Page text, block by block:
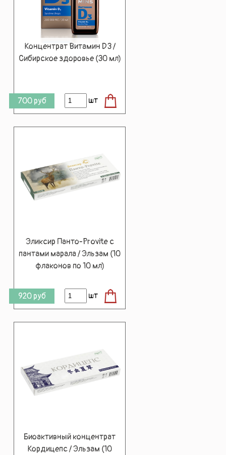
Концентрат Витамин D3 /
Сибирское здоровье (30 мл)
700 руб шт
Эликсир Панто-Provite с
пантами марала / Эльзам (10
флаконов по 10 мл)
920 руб шт
Биоактивный концентрат
Кордицепс / Эльзам (10